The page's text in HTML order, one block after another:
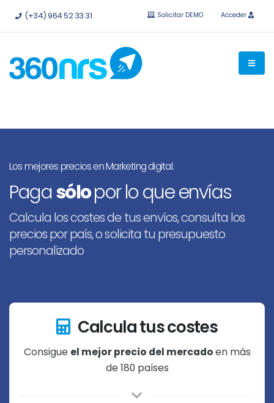
Pruébalo gratis sin compromiso. API e integraciones
(+34) 964 52 33 31 Solicitar DEMO Acceder
Los mejores precios en Marketing digital.
Pagasólopor lo que envías
Calcula los costes de tus envíos, consulta los
precios por país, o solicita tu presupuesto
personalizado
Calcula tus costes
Consigue el mejor precio del mercadoen más
de 180 países